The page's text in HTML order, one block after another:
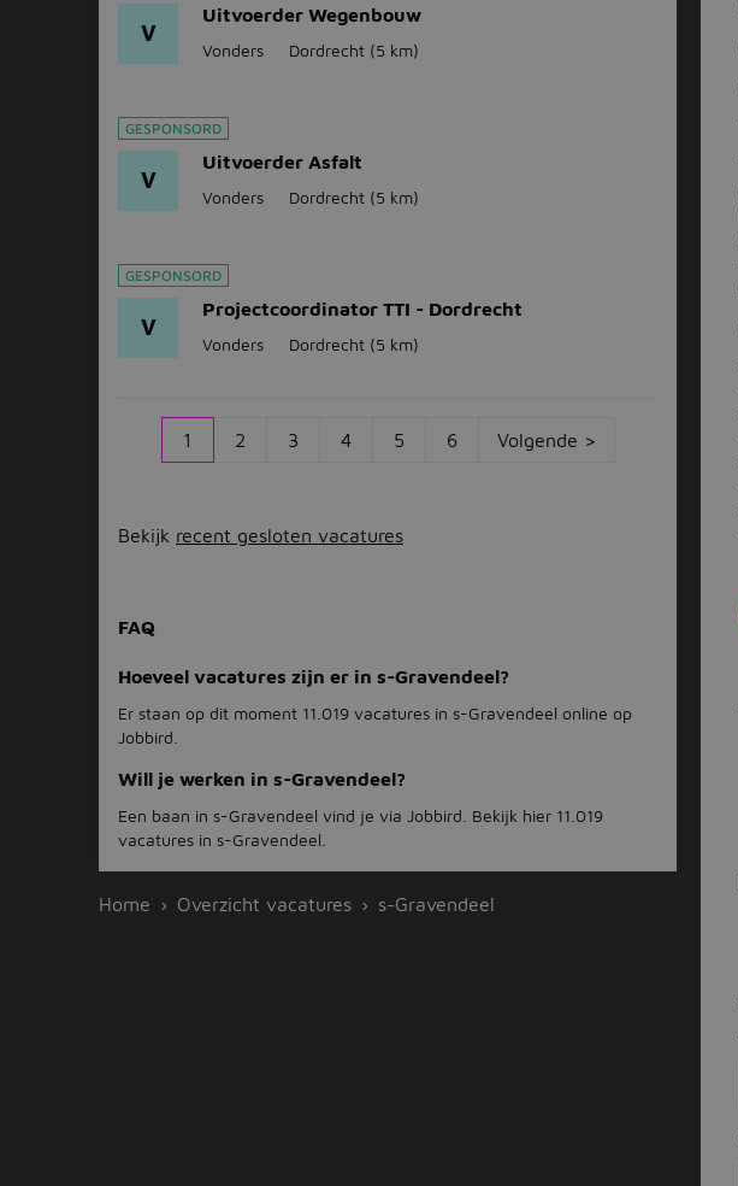
V
Uitvoerder Wegenbouw
Vonders Dordrecht (5 km)
GESPONSORD
V
Uitvoerder Asfalt
Vonders Dordrecht (5 km)
GESPONSORD
V
Projectcoordinator TTI - Dordrecht
Vonders Dordrecht (5 km)
1 2 3 4 5 6 Volgende >
Bekijk recent gesloten vacatures
FAQ
Hoeveel vacatures zijn er in s-Gravendeel?
Er staan op dit moment 11.019 vacatures in s-Gravendeel online op
Jobbird.
Will je werken in s-Gravendeel?
Een baan in s-Gravendeel vind je via Jobbird. Bekijk hier 11.019
vacatures in s-Gravendeel.
Home Overzicht vacatures s-Gravendeel